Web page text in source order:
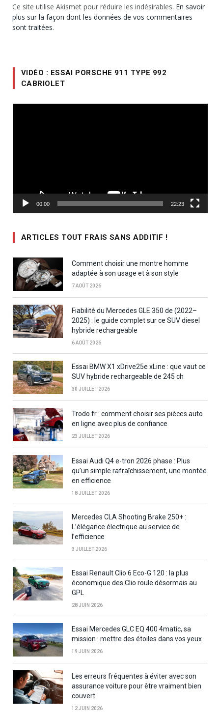
Ce site utilise Akismet pour réduire les indésirables. En savoir
plus sur la façon dont les données de vos commentaires
sont traitées.
VIDÉO : ESSAI PORSCHE 911 TYPE 992
CABRIOLET
00:00 22:23
ARTICLES TOUT FRAIS SANS ADDITIF !
Comment choisir une montre homme
adaptée à son usage et à son style
7 AOÛT 2026
Fiabilité du Mercedes GLE 350 de (2022–
2025) : le guide complet sur ce SUV diesel
hybride rechargeable
6 AOÛT 2026
Essai BMW X1 xDrive25e xLine : que vaut ce
SUV hybride rechargeable de 245 ch
30 JUILLET 2026
Trodo.fr : comment choisir ses pièces auto
en ligne avec plus de confiance
23 JUILLET 2026
Essai Audi Q4 e-tron 2026 phase : Plus
qu’un simple rafraîchissement, une montée
en efficience
18 JUILLET 2026
Mercedes CLA Shooting Brake 250+ :
L’élégance électrique au service de
l’efficience
3 JUILLET 2026
Essai Renault Clio 6 Eco-G 120 : la plus
économique des Clio roule désormais au
GPL
28 JUIN 2026
Essai Mercedes GLC EQ 400 4matic, sa
mission : mettre des étoiles dans vos yeux
19 JUIN 2026
Les erreurs fréquentes à éviter avec son
assurance voiture pour être vraiment bien
couvert
12 JUIN 2026